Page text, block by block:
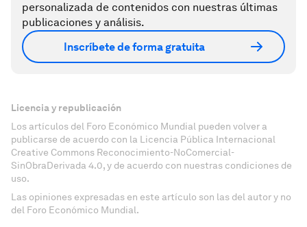
personalizada de contenidos con nuestras últimas
publicaciones y análisis.
Inscríbete de forma gratuita
Licencia y republicación
Los artículos del Foro Económico Mundial pueden volver a
publicarse de acuerdo con la Licencia Pública Internacional
Creative Commons Reconocimiento-NoComercial-
SinObraDerivada 4.0, y de acuerdo con nuestras condiciones de
uso.
Las opiniones expresadas en este artículo son las del autor y no
del Foro Económico Mundial.